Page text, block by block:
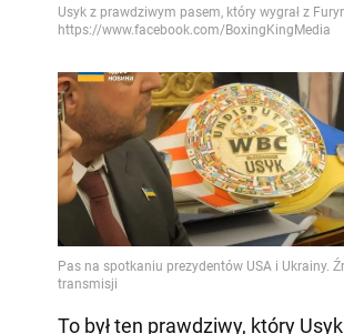
To był ten prawdziwy, który Usyk